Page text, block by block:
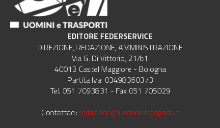
EDITORE FEDERSERVICE
DIREZIONE, REDAZIONE, AMMINISTRAZIONE
Via G. Di Vittorio, 21/b1
40013 Castel Maggiore - Bologna
Partita Iva: 03498360373
Tel. 051 7093831 - Fax 051 705029
Contattaci: redazione@uominietrasporti.it